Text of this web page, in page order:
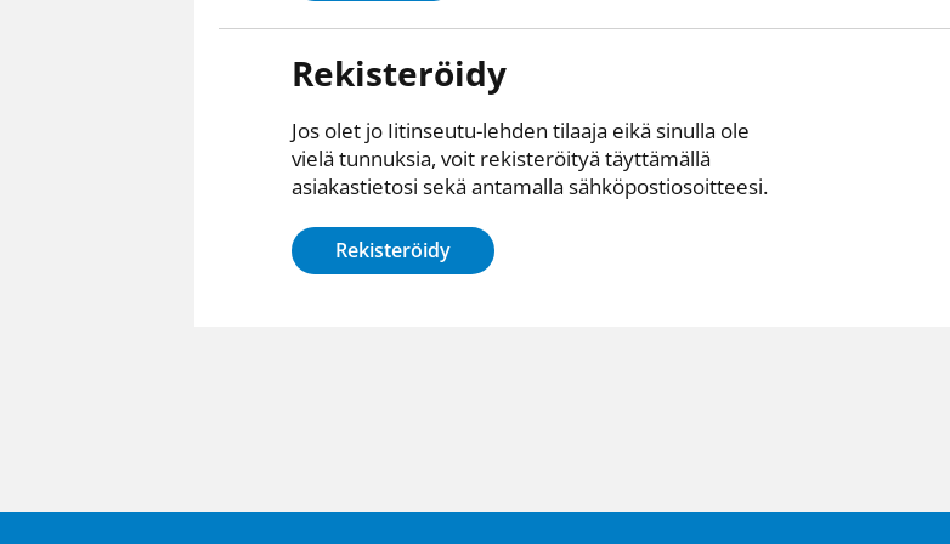
Rekisteröidy
Jos olet jo Iitinseutu-lehden tilaaja eikä sinulla ole
vielä tunnuksia, voit rekisteröityä täyttämällä
asiakastietosi sekä antamalla sähkö­posti­osoitteesi.
Rekisteröidy